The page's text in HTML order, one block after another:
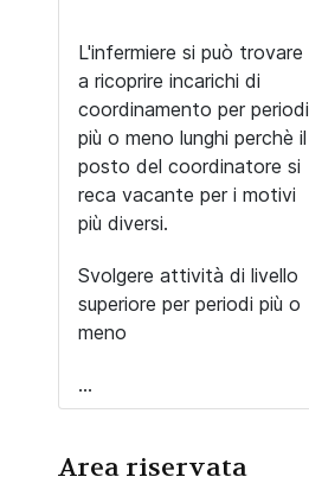
L'infermiere si può trovare
a ricoprire incarichi di
coordinamento per periodi
più o meno lunghi perchè il
posto del coordinatore si
reca vacante per i motivi
più diversi.
Svolgere attività di livello
superiore per periodi più o
meno
...
Area riservata